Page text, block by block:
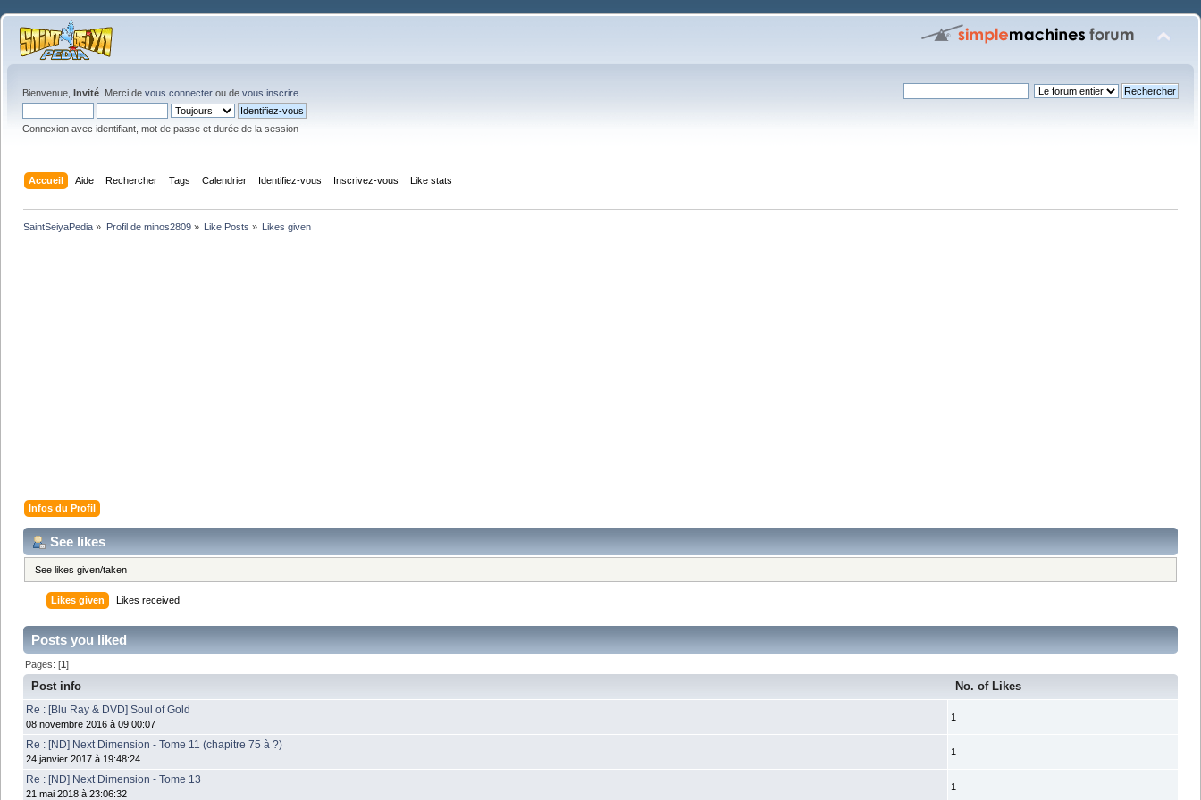
Bienvenue, Invité . Merci de vous connecter ou de vous inscrire
Connexion avec identifiant, mot de passe et durée de la session
Accueil Aide Rechercher Tags Calendrier Identifiez-vous Inscrivez-vous Like stats
SaintSeiyaPedia » Profil de minos2809» Like Posts » Likes given
Infos du Profil
See likes
See likes given/taken
Likes given Likes received
Posts you liked
Pages: [1]
Post info No. of Likes
Re : [Blu Ray & DVD] Soul of Gold
08 novembre 2016 à 09:00:07
1
Re : [ND] Next Dimension - Tome 11 (chapitre 75 à ?)
24 janvier 2017 à 19:48:24
1
Re : [ND] Next Dimension - Tome 13
21 mai 2018 à 23:06:32
1